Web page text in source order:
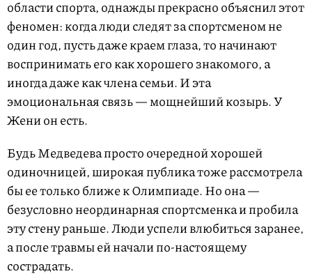
области спорта, однажды прекрасно объяснил этот
феномен: когда люди следят за спортсменом не
один год, пусть даже краем глаза, то начинают
воспринимать его как хорошего знакомого, а
иногда даже как члена семьи. И эта
эмоциональная связь — мощнейший козырь. У
Жени он есть.
Будь Медведева просто очередной хорошей
одиночницей, широкая публика тоже рассмотрела
бы ее только ближе к Олимпиаде. Но она —
безусловно неординарная спортсменка и пробила
эту стену раньше. Люди успели влюбиться заранее,
а после травмы ей начали по-настоящему
сострадать.